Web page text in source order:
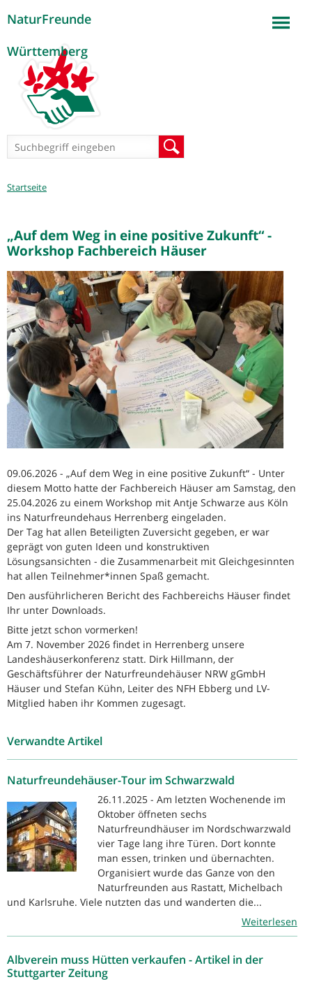
NaturFreunde
Württemberg
Suchformular
Sie
Startseite
„Auf dem Weg in eine positive Zukunft“ -
Workshop Fachbereich Häuser
09.06.2026 - „Auf dem Weg in eine positive Zukunft“ - Unter
diesem Motto hatte der Fachbereich Häuser am Samstag, den
25.04.2026 zu einem Workshop mit Antje Schwarze aus Köln
ins Naturfreundehaus Herrenberg eingeladen.
Der Tag hat allen Beteiligten Zuversicht gegeben, er war
geprägt von guten Ideen und konstruktiven
Lösungsansichten - die Zusammenarbeit mit Gleichgesinnten
hat allen Teilnehmer*innen Spaß gemacht.
Den ausführlicheren Bericht des Fachbereichs Häuser findet
Ihr unter Downloads.
Bitte jetzt schon vormerken!
Am 7. November 2026 findet in Herrenberg unsere
Landeshäuserkonferenz statt. Dirk Hillmann, der
Geschäftsführer der Naturfreundehäuser NRW gGmbH
Häuser und Stefan Kühn, Leiter des NFH Ebberg und LV-
Mitglied haben ihr Kommen zugesagt.
Verwandte Artikel
Naturfreundehäuser-Tour im Schwarzwald
26.11.2025 - Am letzten Wochenende im
Oktober öffneten sechs
Naturfreundhäuser im Nordschwarzwald
vier Tage lang ihre Türen. Dort konnte
man essen, trinken und übernachten.
Organisiert wurde das Ganze von den
Naturfreunden aus Rastatt, Michelbach
und Karlsruhe. Viele nutzten das und wanderten die...
Weiterlesen
Albverein muss Hütten verkaufen - Artikel in der
Stuttgarter Zeitung